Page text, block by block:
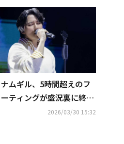
ムギル、5時間超えのフ
ティングが盛況裏に終
曲ステージを4回披露して
2026/03/30 15:32